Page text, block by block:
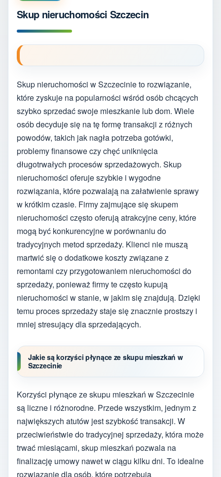
Skup nieruchomości Szczecin
Skup nieruchomości w Szczecinie to rozwiązanie,
które zyskuje na popularności wśród osób chcących
szybko sprzedać swoje mieszkanie lub dom. Wiele
osób decyduje się na tę formę transakcji z różnych
powodów, takich jak nagła potrzeba gotówki,
problemy finansowe czy chęć uniknięcia
długotrwałych procesów sprzedażowych. Skup
nieruchomości oferuje szybkie i wygodne
rozwiązania, które pozwalają na załatwienie sprawy
w krótkim czasie. Firmy zajmujące się skupem
nieruchomości często oferują atrakcyjne ceny, które
mogą być konkurencyjne w porównaniu do
tradycyjnych metod sprzedaży. Klienci nie muszą
martwić się o dodatkowe koszty związane z
remontami czy przygotowaniem nieruchomości do
sprzedaży, ponieważ firmy te często kupują
nieruchomości w stanie, w jakim się znajdują. Dzięki
temu proces sprzedaży staje się znacznie prostszy i
mniej stresujący dla sprzedających.
Jakie są korzyści płynące ze skupu mieszkań w
Szczecinie
Korzyści płynące ze skupu mieszkań w Szczecinie
są liczne i różnorodne. Przede wszystkim, jednym z
największych atutów jest szybkość transakcji. W
przeciwieństwie do tradycyjnej sprzedaży, która może
trwać miesiącami, skup mieszkań pozwala na
finalizację umowy nawet w ciągu kilku dni. To idealne
rozwiązanie dla osób, które potrzebują